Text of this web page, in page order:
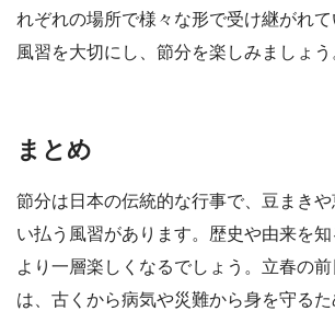
れぞれの場所で様々な形で受け継がれ
風習を大切にし、節分を楽しみましょう
まとめ
節分は日本の伝統的な行事で、豆まき
い払う風習があります。歴史や由来を
より一層楽しくなるでしょう。立春の
は、古くから病気や災難から身を守る